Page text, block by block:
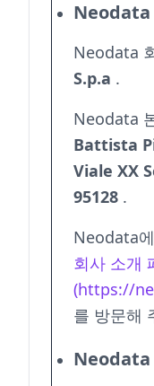
Neodata
Neodata
S.p.a .
Neodata
Battista
Viale XX
95128 .
Neodata
회사 소개
(https://
를 방문해